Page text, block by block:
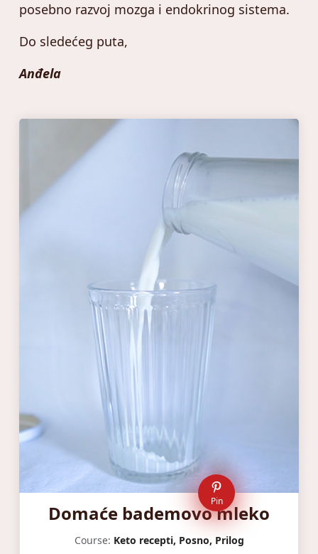
posebno razvoj mozga i endokrinog sistema.
Do sledećeg puta,
Anđela
Pin
Domaće bademovo mleko
Course: Keto recepti, Posno, Prilog